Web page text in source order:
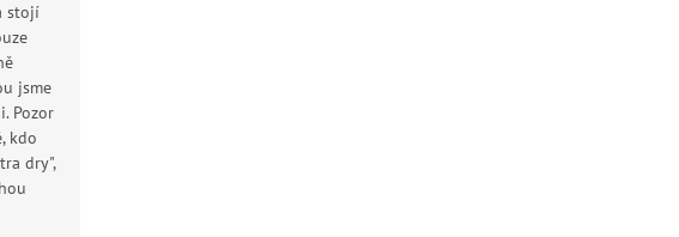
stojí
jsme
Pozor
kdo
dry",